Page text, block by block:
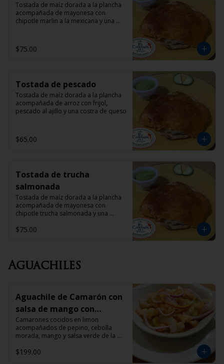
Tostada de maíz dorada a la plancha
acompañada de mayonesa con
chipotle marlin a la mexicana y una
$75.00
Tostada de pescado
Tostada de maíz dorada a la plancha
acompañada de arroz con frijol,
pescado al ajillo y una costra de queso
$65.00
Tostada de trucha
salmonada
Tostada de maíz dorada a la plancha
acompañada de mayonesa con
chipotle trucha salmonada y una
$75.00
Aguachiles
Aguachile de Camarón con
salsa de mango con
habanero
Camarones cocidos en limon
acompañados de pepino, cebolla
morada, mango y salsa verde de la
$199.00